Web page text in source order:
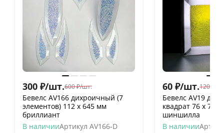
300 ₽/шт.600 ₽/шт.
Бевелс AV166 дихроичный (7
элементов) 112 х 645 мм
бриллиант
В наличииАртикул AV166-D
60 ₽/шт.120
Бевелс AV19
квадрат 76 х 76
шиншилла
В наличии